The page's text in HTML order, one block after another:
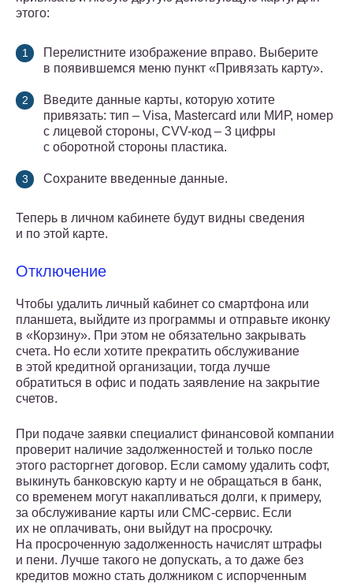
этого:
Перелистните изображение вправо. Выберите
в появившемся меню пункт «Привязать карту».
Введите данные карты, которую хотите
привязать: тип – Visa, Mastercard или МИР, номер
с лицевой стороны, CVV-код – 3 цифры
с оборотной стороны пластика.
Сохраните введенные данные.
Теперь в личном кабинете будут видны сведения
и по этой карте.
Отключение
Чтобы удалить личный кабинет со смартфона или
планшета, выйдите из программы и отправьте иконку
в «Корзину». При этом не обязательно закрывать
счета. Но если хотите прекратить обслуживание
в этой кредитной организации, тогда лучше
обратиться в офис и подать заявление на закрытие
счетов.
При подаче заявки специалист финансовой компании
проверит наличие задолженностей и только после
этого расторгнет договор. Если самому удалить софт,
выкинуть банковскую карту и не обращаться в банк,
со временем могут накапливаться долги, к примеру,
за обслуживание карты или СМС-сервис. Если
их не оплачивать, они выйдут на просрочку.
На просроченную задолженность начислят штрафы
и пени. Лучше такого не допускать, а то даже без
кредитов можно стать должником с испорченным